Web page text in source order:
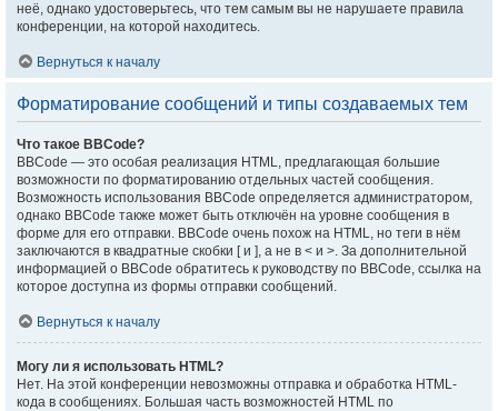
неё, однако удостоверьтесь, что тем самым вы не нарушаете правила
конференции, на которой находитесь.
Вернуться к началу
Форматирование сообщений и типы создаваемых тем
Что такое BBCode?
BBCode — это особая реализация HTML, предлагающая большие
возможности по форматированию отдельных частей сообщения.
Возможность использования BBCode определяется администратором,
однако BBCode также может быть отключён на уровне сообщения в
форме для его отправки. BBCode очень похож на HTML, но теги в нём
заключаются в квадратные скобки [ и ], а не в < и >. За дополнительной
информацией о BBCode обратитесь к руководству по BBCode, ссылка на
которое доступна из формы отправки сообщений.
Вернуться к началу
Могу ли я использовать HTML?
Нет. На этой конференции невозможны отправка и обработка HTML-
кода в сообщениях. Большая часть возможностей HTML по